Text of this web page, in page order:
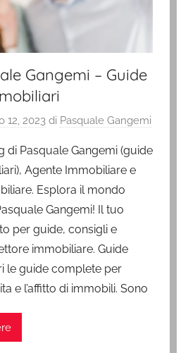
Gangemi – Guide
12, 2023 di Pasquale Gangemi
di Pasquale Gangemi (guide
Agente Immobiliare e
Esplora il mondo
Gangemi! Il tuo
per guide, consigli e
immobiliare. Guide
le guide complete per
e l’affitto di immobili. Sono